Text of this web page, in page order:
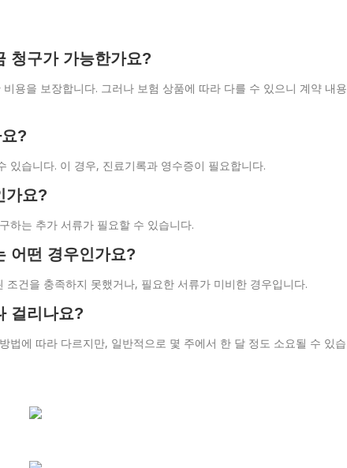
청구가 가능한가요?
용을 보장합니다. 그러나 보험 상품에 따라 다를 수 있으니 계약 내용
?
있습니다. 이 경우, 진료기록과 영수증이 필요합니다.
가요?
하는 추가 서류가 필요할 수 있습니다.
어떤 경우인가요?
건을 충족하지 못했거나, 필요한 서류가 미비한 경우입니다.
걸리나요?
법에 따라 다르지만, 일반적으로 몇 주에서 한 달 정도 소요될 수 있습